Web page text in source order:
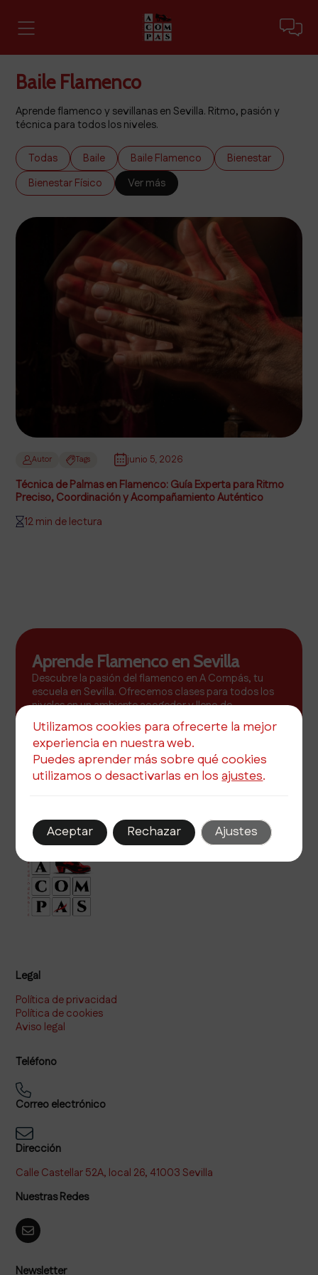
Baile Flamenco
Aprende flamenco y sevillanas en Sevilla. Ritmo, pasión y
técnica para todos los niveles.
Todas Baile Baile Flamenco
Bienestar
Bienestar Físico
Ver más
Autor Tags junio 5, 2026
Técnica de Palmas en Flamenco: Guía Experta para Ritmo
Preciso, Coordinación y Acompañamiento Auténtico
12 min de lectura
Aprende Flamenco en Sevilla
Descubre la pasión del flamenco en A Compás, tu
escuela en Sevilla. Ofrecemos clases para todos los
niveles en un ambiente acogedor y lleno de
inspiración.
Más info
Legal
Política de privacidad
Política de cookies
Aviso legal
Teléfono
Correo electrónico
Dirección
Calle Castellar 52A, local 26, 41003 Sevilla
Nuestras Redes
Newsletter
Utilizamos cookies para ofrecerte la mejor
experiencia en nuestra web.
Puedes aprender más sobre qué cookies
utilizamos o desactivarlas en losajustes.
Aceptar Rechazar Ajustes